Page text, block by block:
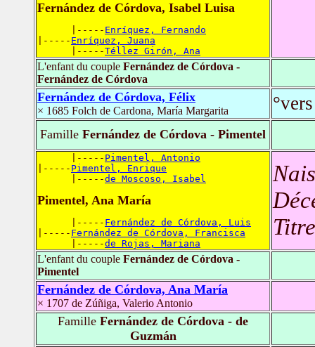
Fernández de Córdova, Isabel Luisa
      |-----
Enríquez, Fernando
|----- Enríquez, Juana
      |-----
Téllez Girón, Ana
L'enfant du couple Fernández de Córdova -
Fernández de Córdova
Fernández de Córdova, Félix
× 1685 Folch de Cardona, María Margarita
Famille Fernández de Córdova - Pimentel
      |-----
Pimentel, Antonio
|----- Pimentel, Enrique
      |-----
de Moscoso, Isabel
Pimentel, Ana María
      |-----
Fernández de Córdova, Luis
|----- Fernández de Córdova, Francisca
      |-----
de Rojas, Mariana
L'enfant du couple Fernández de Córdova -
Pimentel
Fernández de Córdova, Ana María
× 1707 de Zúñiga, Valerio Antonio
Famille Fernández de Córdova - de
Guzmán